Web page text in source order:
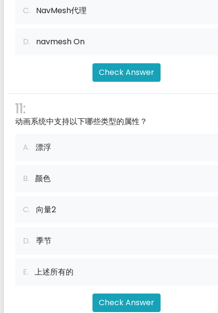
C. NavMesh代理
D. navmesh On
Check Answer
11:
动画系统中支持以下哪些类型的属性？
A. 漂浮
B. 颜色
C. 向量2
D. 季节
E. 上述所有的
Check Answer